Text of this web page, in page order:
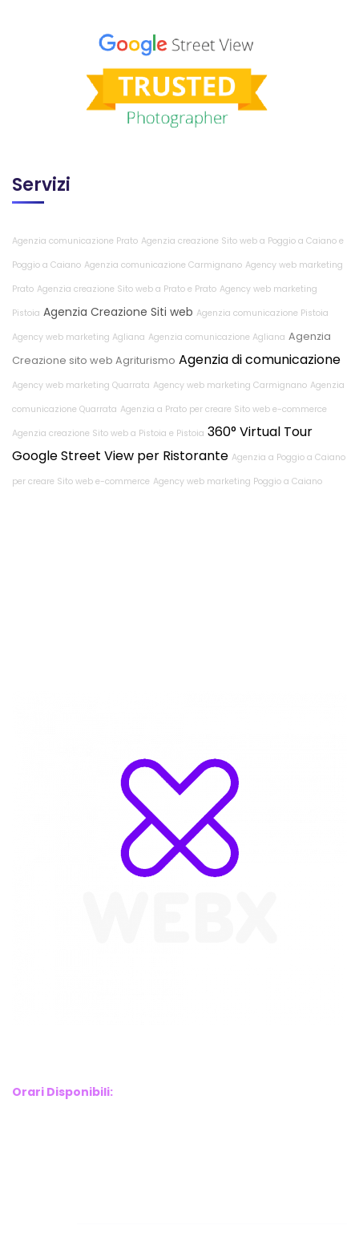
Servizi
Agenzia comunicazione Prato Agenzia creazione Sito web a Poggio a Caiano e
Poggio a Caiano Agenzia comunicazione Carmignano Agency web marketing
Prato Agenzia creazione Sito web a Prato e Prato Agency web marketing
Pistoia Agenzia Creazione Siti web Agenzia comunicazione Pistoia
Agency web marketing Agliana Agenzia comunicazione Agliana Agenzia
Creazione sito web Agriturismo Agenzia di comunicazione
Agency web marketing Quarrata Agency web marketing Carmignano Agenzia
comunicazione Quarrata Agenzia a Prato per creare Sito web e-commerce
Agenzia creazione Sito web a Pistoia e Pistoia 360° Virtual Tour
Google Street View per Ristorante Agenzia a Poggio a Caiano
per creare Sito web e-commerce Agency web marketing Poggio a Caiano
Orari Disponibili: